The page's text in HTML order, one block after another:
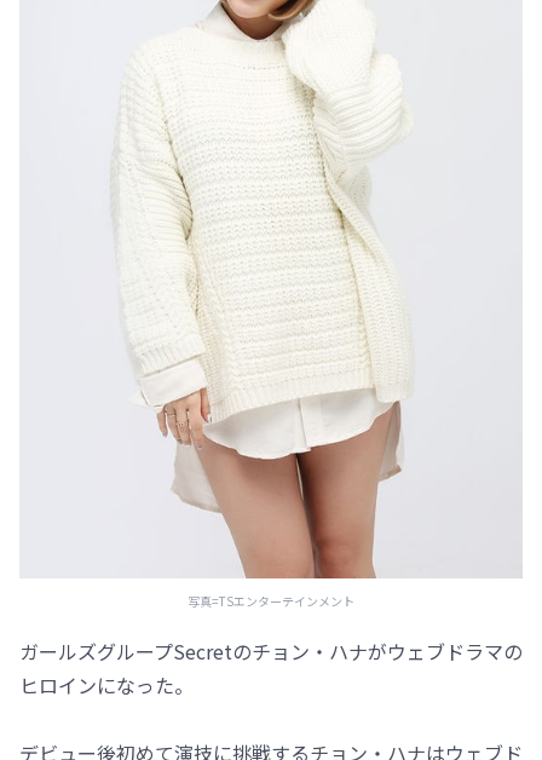
写真=TSエンターテインメント
ガールズグループSecretのチョン・ハナがウェブドラマの
ヒロインになった。
デビュー後初めて演技に挑戦するチョン・ハナはウェブド